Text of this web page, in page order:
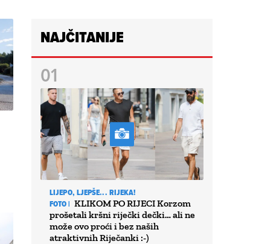
NAJČITANIJE
LIJEPO, LJEPŠE... RIJEKA!
FOTO | KLIKOM PO RIJECI Korzom
prošetali kršni riječki dečki… ali ne
može ovo proći i bez naših
atraktivnih Riječanki :-)